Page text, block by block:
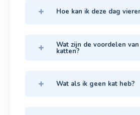
Hoe kan ik deze dag
Wat zijn de voordelen
katten?
Wat als ik geen kat heb?